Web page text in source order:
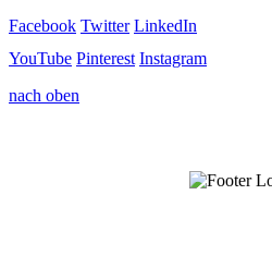
Facebook Twitter LinkedIn
YouTube Pinterest Instagram
nach oben